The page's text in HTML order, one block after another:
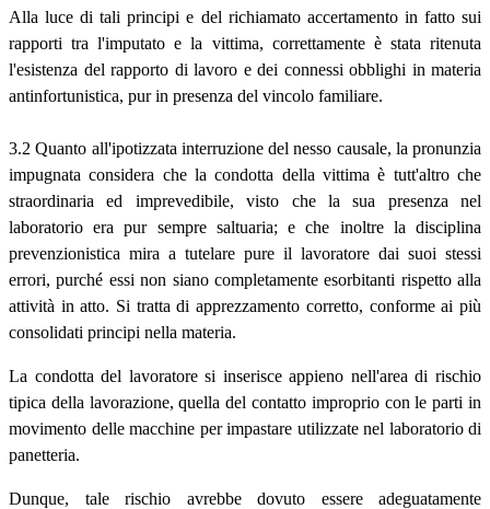
Alla luce di tali principi e del richiamato accertamento in fatto sui
rapporti tra l'imputato e la vittima, correttamente è stata ritenuta
l'esistenza del rapporto di lavoro e dei connessi obblighi in materia
antinfortunistica, pur in presenza del vincolo familiare.
3.2 Quanto all'ipotizzata interruzione del nesso causale, la pronunzia
impugnata considera che la condotta della vittima è tutt'altro che
straordinaria ed imprevedibile, visto che la sua presenza nel
laboratorio era pur sempre saltuaria; e che inoltre la disciplina
prevenzionistica mira a tutelare pure il lavoratore dai suoi stessi
errori, purché essi non siano completamente esorbitanti rispetto alla
attività in atto. Si tratta di apprezzamento corretto, conforme ai più
consolidati principi nella materia.
La condotta del lavoratore si inserisce appieno nell'area di rischio
tipica della lavorazione, quella del contatto improprio con le parti in
movimento delle macchine per impastare utilizzate nel laboratorio di
panetteria.
Dunque, tale rischio avrebbe dovuto essere adeguatamente